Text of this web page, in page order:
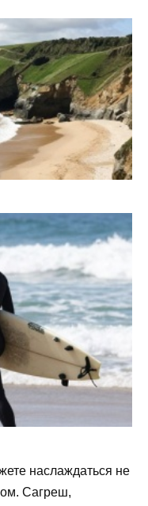
наслаждаться не
Сагреш,